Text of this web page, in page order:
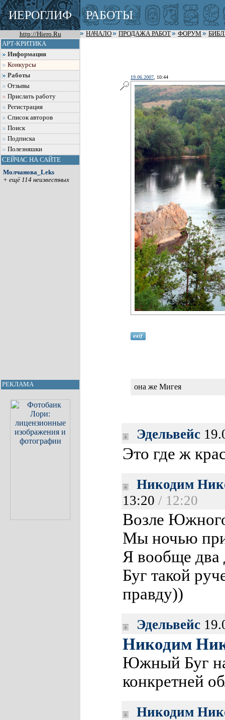
ИЕРОГЛИФ РАБОТЫ
http://Hiero.Ru НАЧАЛО ПРОДАЖА РАБОТ ФОРУМ
АРТ-КРИТИКА
Информация
Конкурсы
Работы
Отзывы
Прислать работу
Регистрация
Список авторов
Поиск
Подписка
Полезняшки
СЕЙЧАС НА САЙТЕ
Молчанова_Leks
+ ещё 114 неизвестных
РЕКЛАМА
19.06.2007 , 10:44
она же Мигея
Эдельвейс
Это где ж
Никодим
13:20 / 12:20
Возле
Мы ночью
Я вообще
Буг такой
правду))
Эдельвейс
Никодим
Южный Буг
конкретней
Никодим